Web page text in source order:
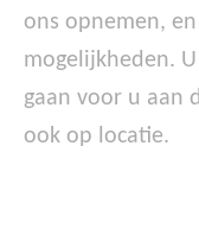
ons opnemen,
mogelijkheden.
gaan voor u aan
ook op locatie.